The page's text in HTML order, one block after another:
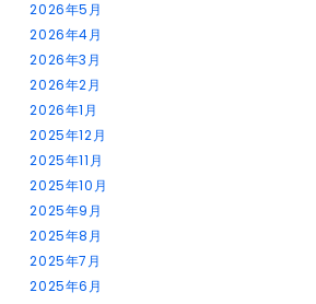
2026年5月
2026年4月
2026年3月
2026年2月
2026年1月
2025年12月
2025年11月
2025年10月
2025年9月
2025年8月
2025年7月
2025年6月